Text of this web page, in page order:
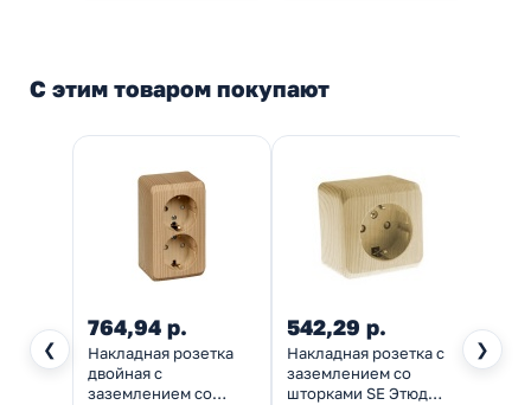
С этим товаром покупают
❮ ❯
764,94 р.
Накладная розетка
двойная с
заземлением со
542,29 р.
Накладная розетка с
заземлением со
шторками SE Этюд